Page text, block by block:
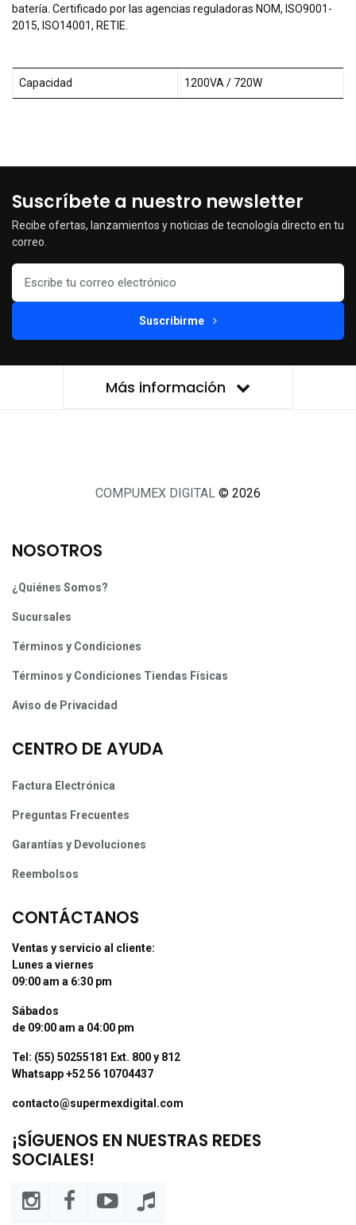
batería. Certificado por las agencias reguladoras NOM, ISO9001-
2015, ISO14001, RETIE.
Capacidad 1200VA / 720W
Suscríbete a nuestro newsletter
Recibe ofertas, lanzamientos y noticias de tecnología directo en tu
correo.
Suscribirme
Más información
COMPUMEX DIGITAL © 2026
NOSOTROS
¿Quiénes Somos?
Sucursales
Términos y Condiciones
Términos y Condiciones Tiendas Físicas
Aviso de Privacidad
CENTRO DE AYUDA
Factura Electrónica
Preguntas Frecuentes
Garantías y Devoluciones
Reembolsos
CONTÁCTANOS
Ventas y servicio al cliente:
Lunes a viernes
09:00 am a 6:30 pm
Sábados
de 09:00 am a 04:00 pm
Tel: (55) 50255181 Ext. 800 y 812
Whatsapp +52 56 10704437
contacto@supermexdigital.com
¡SÍGUENOS EN NUESTRAS REDES
SOCIALES!